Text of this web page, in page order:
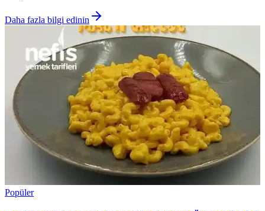
Daha fazla bilgi edinin
Popüler